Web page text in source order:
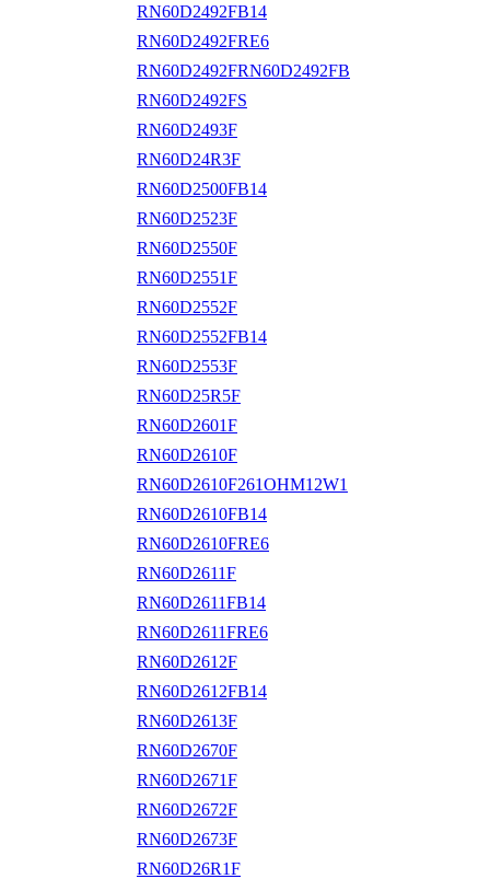
RN60D2492FB14
RN60D2492FRE6
RN60D2492FRN60D2492FB
RN60D2492FS
RN60D2493F
RN60D24R3F
RN60D2500FB14
RN60D2523F
RN60D2550F
RN60D2551F
RN60D2552F
RN60D2552FB14
RN60D2553F
RN60D25R5F
RN60D2601F
RN60D2610F
RN60D2610F261OHM12W1
RN60D2610FB14
RN60D2610FRE6
RN60D2611F
RN60D2611FB14
RN60D2611FRE6
RN60D2612F
RN60D2612FB14
RN60D2613F
RN60D2670F
RN60D2671F
RN60D2672F
RN60D2673F
RN60D26R1F